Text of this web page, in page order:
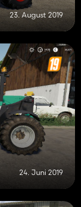
23. August 2019
24. Juni 2019